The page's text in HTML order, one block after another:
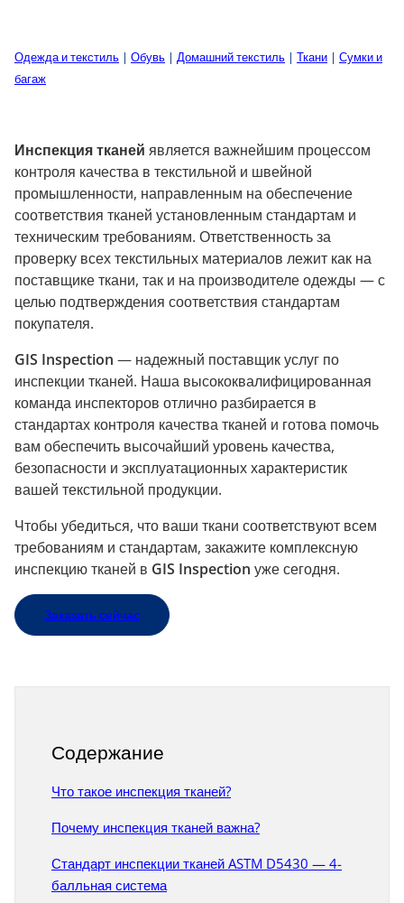
Одежда и текстиль | Обувь | Домашний текстиль | Ткани | Сумки и
багаж
Инспекция тканей является важнейшим процессом
контроля качества в текстильной и швейной
промышленности, направленным на обеспечение
соответствия тканей установленным стандартам и
техническим требованиям. Ответственность за
проверку всех текстильных материалов лежит как на
поставщике ткани, так и на производителе одежды — с
целью подтверждения соответствия стандартам
покупателя.
GIS Inspection — надежный поставщик услуг по
инспекции тканей. Наша высококвалифицированная
команда инспекторов отлично разбирается в
стандартах контроля качества тканей и готова помочь
вам обеспечить высочайший уровень качества,
безопасности и эксплуатационных характеристик
вашей текстильной продукции.
Чтобы убедиться, что ваши ткани соответствуют всем
требованиям и стандартам, закажите комплексную
инспекцию тканей в GIS Inspection уже сегодня.
Заказать сейчас
Содержание
Что такое инспекция тканей?
Почему инспекция тканей важна?
Стандарт инспекции тканей ASTM D5430 — 4-
балльная система